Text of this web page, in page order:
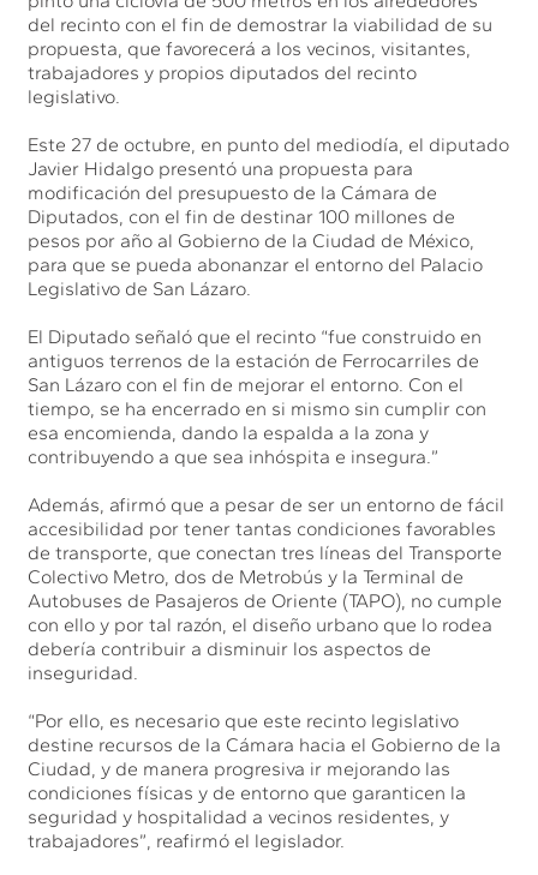
del recinto con el fin de demostrar la viabilidad de su
propuesta, que favorecerá a los vecinos, visitantes,
trabajadores y propios diputados del recinto
legislativo.
Este 27 de octubre, en punto del mediodía, el diputado
Javier Hidalgo presentó una propuesta para
modificación del presupuesto de la Cámara de
Diputados, con el fin de destinar 100 millones de
pesos por año al Gobierno de la Ciudad de México,
para que se pueda abonanzar el entorno del Palacio
Legislativo de San Lázaro.
El Diputado señaló que el recinto “fue construido en
antiguos terrenos de la estación de Ferrocarriles de
San Lázaro con el fin de mejorar el entorno. Con el
tiempo, se ha encerrado en si mismo sin cumplir con
esa encomienda, dando la espalda a la zona y
contribuyendo a que sea inhóspita e insegura.”
Además, afirmó que a pesar de ser un entorno de fácil
accesibilidad por tener tantas condiciones favorables
de transporte, que conectan tres líneas del Transporte
Colectivo Metro, dos de Metrobús y la Terminal de
Autobuses de Pasajeros de Oriente (TAPO), no cumple
con ello y por tal razón, el diseño urbano que lo rodea
debería contribuir a disminuir los aspectos de
inseguridad.
“Por ello, es necesario que este recinto legislativo
destine recursos de la Cámara hacia el Gobierno de la
Ciudad, y de manera progresiva ir mejorando las
condiciones físicas y de entorno que garanticen la
seguridad y hospitalidad a vecinos residentes, y
trabajadores”, reafirmó el legislador.